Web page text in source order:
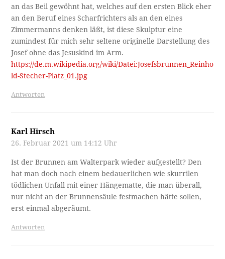
an das Beil gewöhnt hat, welches auf den ersten Blick eher
an den Beruf eines Scharfrichters als an den eines
Zimmermanns denken läßt, ist diese Skulptur eine
zumindest für mich sehr seltene originelle Darstellung des
Josef ohne das Jesuskind im Arm.
https://de.m.wikipedia.org/wiki/Datei:Josefsbrunnen_Reinho
ld-Stecher-Platz_01.jpg
Antworten
Karl Hirsch
26. Februar 2021 um 14:12 Uhr
Ist der Brunnen am Walterpark wieder aufgestellt? Den
hat man doch nach einem bedauerlichen wie skurrilen
tödlichen Unfall mit einer Hängematte, die man überall,
nur nicht an der Brunnensäule festmachen hätte sollen,
erst einmal abgeräumt.
Antworten